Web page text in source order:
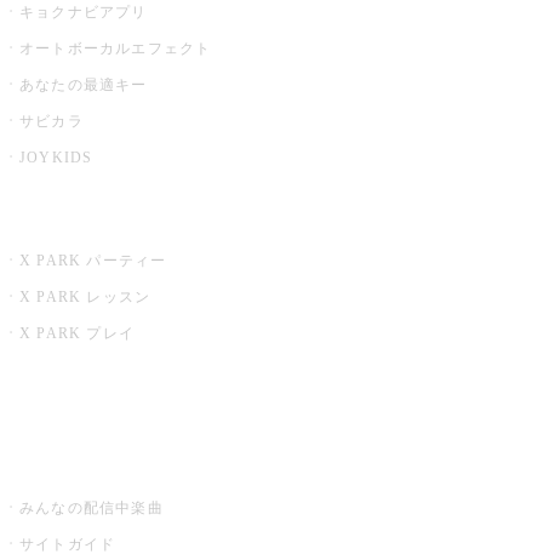
キョクナビアプリ
オートボーカルエフェクト
あなたの最適キー
サビカラ
JOYKIDS
X PARK パーティー
X PARK レッスン
X PARK プレイ
みんなの配信中楽曲
サイトガイド